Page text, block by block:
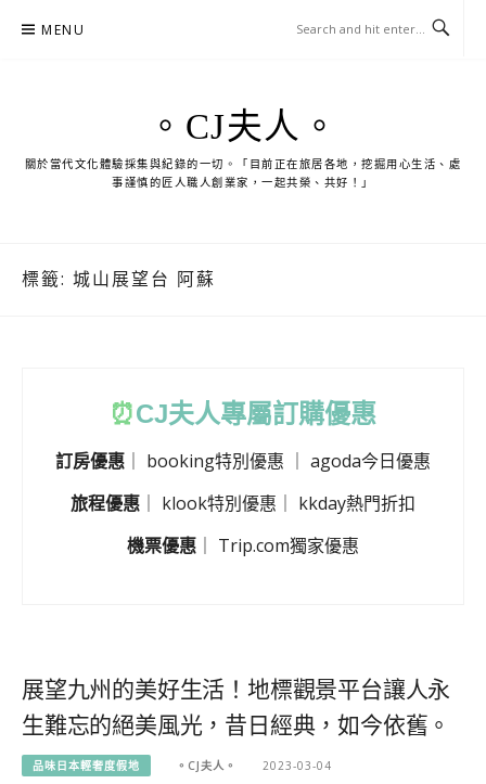
MENU
。CJ夫人。
關於當代文化體驗採集與紀錄的一切。「目前正在旅居各地，挖掘用心生活、處
事謹慎的匠人職人創業家，一起共榮、共好！」
標籤: 城山展望台 阿蘇
⏰CJ夫人專屬訂購優惠
訂房優惠 booking特別優惠
agoda今日優惠
旅程優惠
klook特別優惠
kkday熱門折扣
機票優惠
Trip.com獨家優惠
展望九州的美好生活！地標觀景平台讓人永
生難忘的絕美風光，昔日經典，如今依舊。
品味日本輕奢度假地 。CJ夫人。 2023-03-04